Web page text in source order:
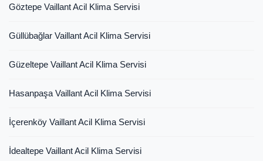
Göztepe Vaillant Acil Klima Servisi
Güllübağlar Vaillant Acil Klima Servisi
Güzeltepe Vaillant Acil Klima Servisi
Hasanpaşa Vaillant Acil Klima Servisi
İçerenköy Vaillant Acil Klima Servisi
İdealtepe Vaillant Acil Klima Servisi